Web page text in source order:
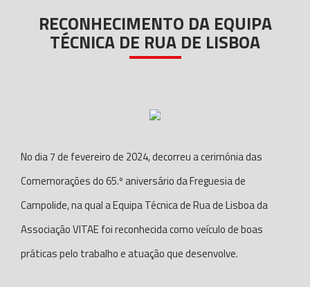
RECONHECIMENTO DA EQUIPA
TÉCNICA DE RUA DE LISBOA
No dia 7 de fevereiro de 2024, decorreu a cerimónia das
Comemorações do 65.º aniversário da Freguesia de
Campolide, na qual a Equipa Técnica de Rua de Lisboa da
Associação VITAE foi reconhecida como veículo de boas
práticas pelo trabalho e atuação que desenvolve.